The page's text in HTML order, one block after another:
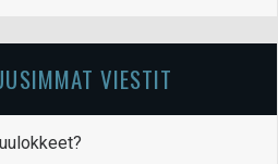
VIESTIT